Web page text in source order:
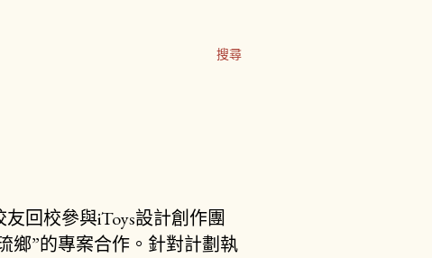
搜尋
回校參與iToys設計創作團
鄉”的專案合作。針對計劃執